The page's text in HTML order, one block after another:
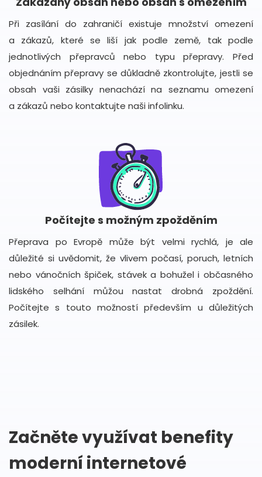
Při zasílání do zahraničí existuje množství omezení
a zákazů, které se liší jak podle země, tak podle
jednotlivých přepravců nebo typu přepravy. Před
objednáním přepravy se důkladně zkontrolujte, jestli se
obsah vaši zásilky nenachází na seznamu omezení
a zákazů nebo kontaktujte naši infolinku.
Počítejte s možným zpožděním
Přeprava po Evropě může být velmi rychlá, je ale
důležité si uvědomit, že vlivem počasí, poruch, letních
nebo vánočních špiček, stávek a bohužel i občasného
lidského selhání můžou nastat drobná zpoždění.
Počítejte s touto možností především u důležitých
zásilek.
Začněte využívat benefity
moderní internetové